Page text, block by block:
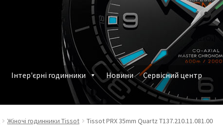
Інтер'єрні годинники Новини
Сервісний центр
замовлення Наручні годинники у Харкові
Жіночі годинники Tissot Tissot PRX 35mm Quartz T137.210.11.081.00